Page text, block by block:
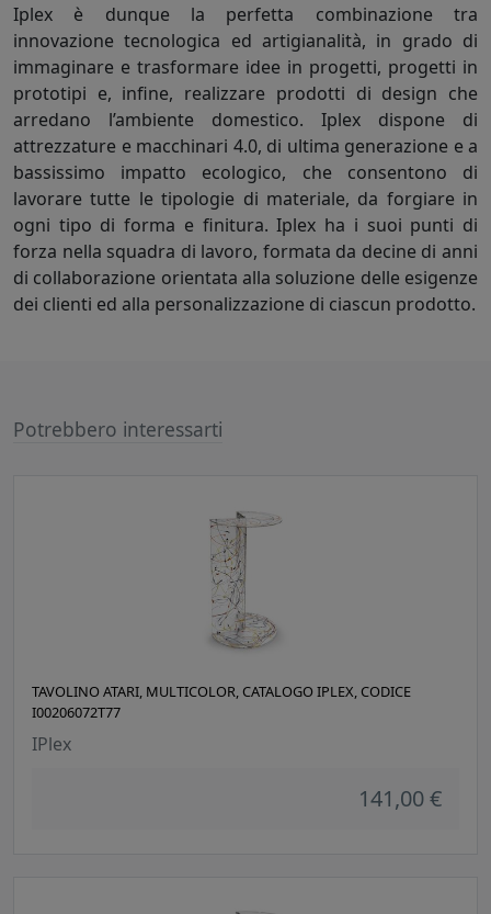
Iplex è dunque la perfetta combinazione tra
innovazione tecnologica ed artigianalità, in grado di
immaginare e trasformare idee in progetti, progetti in
prototipi e, infine, realizzare prodotti di design che
arredano l’ambiente domestico. Iplex dispone di
attrezzature e macchinari 4.0, di ultima generazione e a
bassissimo impatto ecologico, che consentono di
lavorare tutte le tipologie di materiale, da forgiare in
ogni tipo di forma e finitura. Iplex ha i suoi punti di
forza nella squadra di lavoro, formata da decine di anni
di collaborazione orientata alla soluzione delle esigenze
dei clienti ed alla personalizzazione di ciascun prodotto.
Potrebbero interessarti
TAVOLINO ATARI, MULTICOLOR, CATALOGO IPLEX, CODICE
I00206072T77
IPlex
141,00 €